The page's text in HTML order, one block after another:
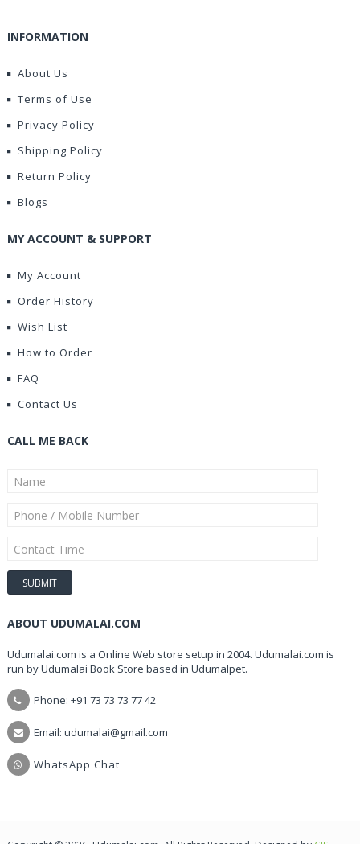
INFORMATION
About Us
Terms of Use
Privacy Policy
Shipping Policy
Return Policy
Blogs
MY ACCOUNT & SUPPORT
My Account
Order History
Wish List
How to Order
FAQ
Contact Us
CALL ME BACK
ABOUT UDUMALAI.COM
Udumalai.com is a Online Web store setup in 2004. Udumalai.com is
run by Udumalai Book Store based in Udumalpet.
Phone: +91 73 73 73 77 42
Email: udumalai@gmail.com
WhatsApp Chat